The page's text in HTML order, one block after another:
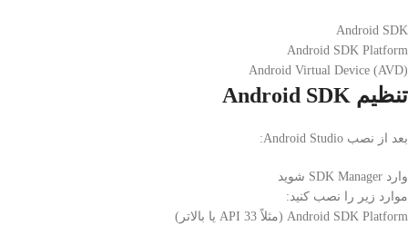
Android SDK
Android SDK Platform
Android Virtual Device (AVD)
تنظیم Android SDK
بعد از نصب Android Studio:
وارد SDK Manager شوید
موارد زیر را نصب کنید:
Android SDK Platform (مثلاً API 33 یا بالاتر)